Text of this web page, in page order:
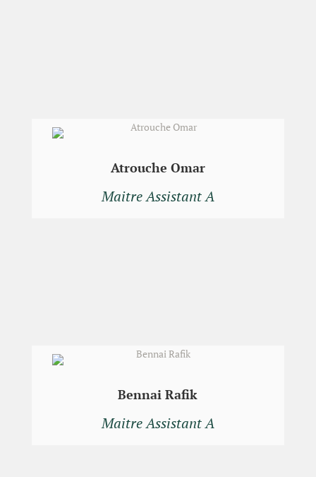
Atrouche Omar
Maitre Assistant A
Bennai Rafik
Maitre Assistant A